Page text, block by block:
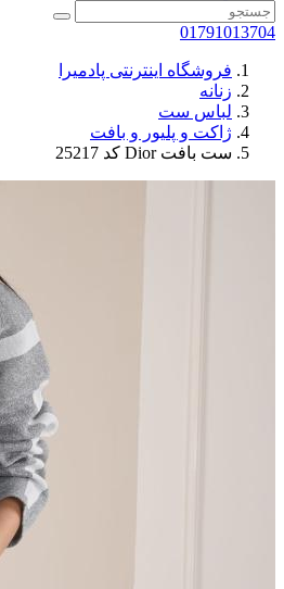
01791013704
فروشگاه اینترنتی پادمیرا
زنانه
لباس ست
ژاکت و پلیور و بافت
ست بافت Dior کد 25217